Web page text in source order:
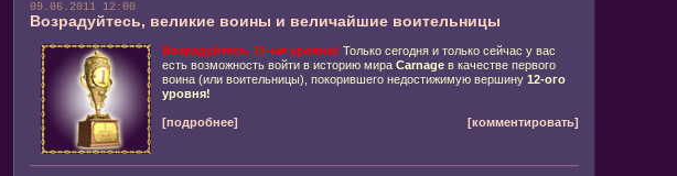
09.06.2011 12:00
Возрадуйтесь, великие воины и величайшие воительницы
Возрадуйтесь, 11-ые уровни! Только сегодня и только сейчас у вас
есть возможность войти в историю мира Carnageв качестве первого
воина (или воительницы), покорившего недостижимую вершину 12-ого
уровня!
[подробнее] [комментировать]